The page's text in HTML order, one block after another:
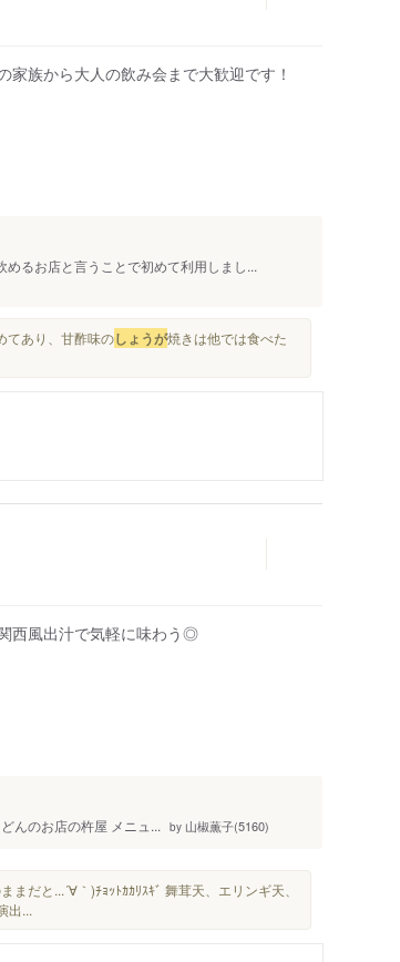
族から大人の飲み会まで大歓迎です！
るお店と言うことで初めて利用しまし...
てあり、甘酢味のしょうが焼きは他では食べた
西風出汁で気軽に味わう◎
んのお店の杵屋 メニュ... by 山椒薫子(5160)
だと...´∀｀)ﾁｮｯﾄｶｶﾘｽｷﾞ 舞茸天、エリンギ天、
出...